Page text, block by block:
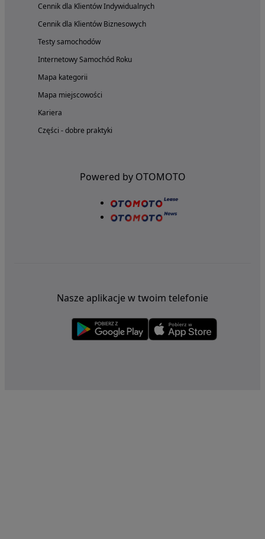
Cennik dla Klientów Indywidualnych
Cennik dla Klientów Biznesowych
Testy samochodów
Internetowy Samochód Roku
Mapa kategorii
Mapa miejscowości
Kariera
Części - dobre praktyki
Powered by OTOMOTO
Nasze aplikacje w twoim telefonie